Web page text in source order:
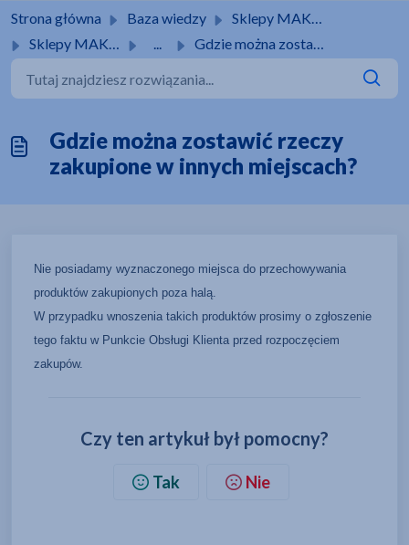
Strona główna Baza wiedzy
Sklepy MAKRO
Sklepy MAKRO
... Gdzie można zostawić rzeczy zakupione w innych miejscach?
Gdzie można zostawić rzeczy
zakupione w innych miejscach?
Nie posiadamy wyznaczonego miejsca do przechowywania
produktów zakupionych poza halą.
W przypadku wnoszenia takich produktów prosimy o zgłoszenie
tego faktu w Punkcie Obsługi Klienta przed rozpoczęciem
zakupów.
Czy ten artykuł był pomocny?
Tak Nie